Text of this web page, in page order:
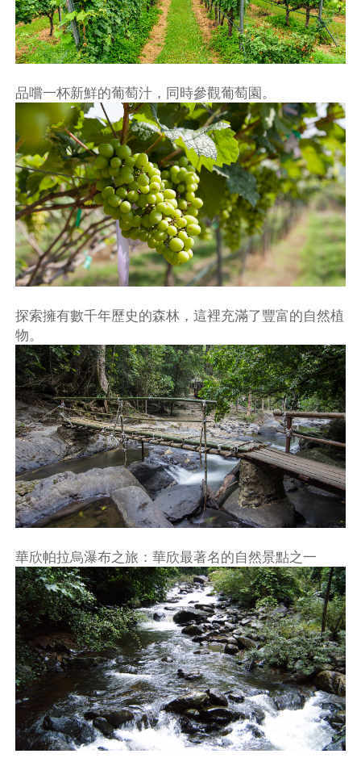
品嚐一杯新鮮的葡萄汁，同時參觀葡萄園。
探索擁有數千年歷史的森林，這裡充滿了豐富的自然植
物。
華欣帕拉烏瀑布之旅：華欣最著名的自然景點之一